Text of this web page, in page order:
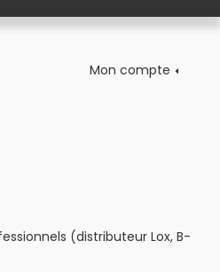
Mon compte
(distributeur Lox, B-